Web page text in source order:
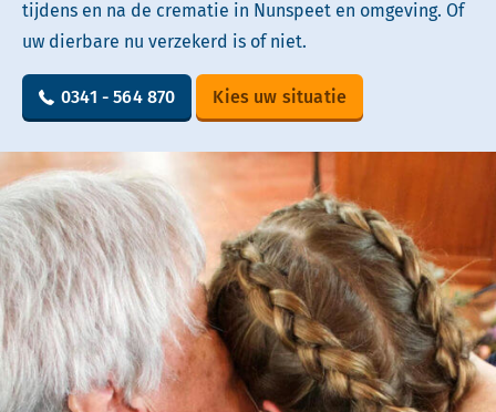
tijdens en na de crematie in Nunspeet en omgeving. Of
uw dierbare nu verzekerd is of niet.
0341 - 564 870 Kies uw situatie